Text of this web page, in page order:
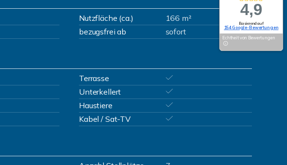
Nutzfläche (ca.)
166 m²
bezugsfrei ab sofort
Terrasse
Unterkellert
Haustiere
Kabel / Sat-TV
4,9
Basierend auf
154 Google-Bewertungen
Echtheit von Bewertungen